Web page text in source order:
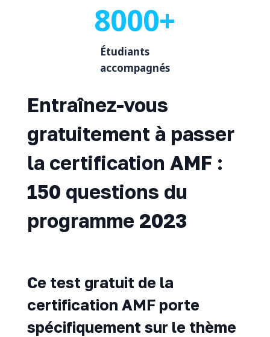
8000+
Étudiants
accompagnés
Entraînez-vous
gratuitement à passer
la certification AMF :
150 questions du
programme 2023
Ce test gratuit de la
certification AMF porte
spécifiquement sur le thème